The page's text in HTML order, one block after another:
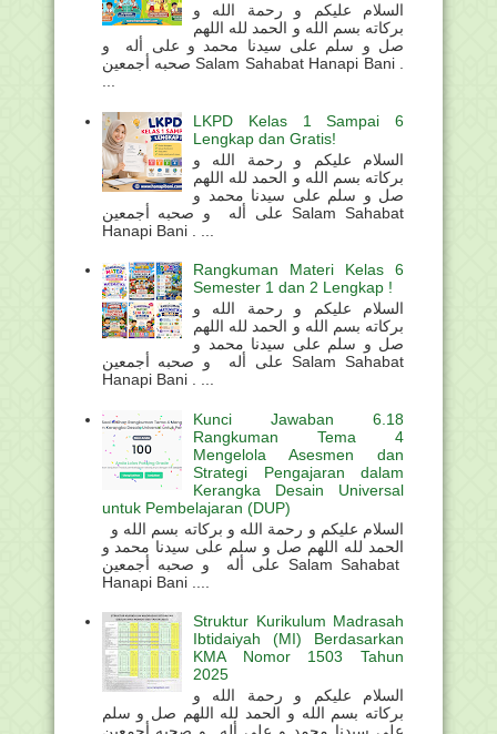
السلام عليكم و رحمة الله و
بركاته بسم الله و الحمد لله اللهم
صل و سلم على سيدنا محمد و على أله و
صحبه أجمعين Salam Sahabat Hanapi Bani .
...
LKPD Kelas 1 Sampai 6
Lengkap dan Gratis!
السلام عليكم و رحمة الله و
بركاته بسم الله و الحمد لله اللهم
صل و سلم على سيدنا محمد و
على أله و صحبه أجمعين Salam Sahabat
Hanapi Bani . ...
Rangkuman Materi Kelas 6
Semester 1 dan 2 Lengkap !
السلام عليكم و رحمة الله و
بركاته بسم الله و الحمد لله اللهم
صل و سلم على سيدنا محمد و
على أله و صحبه أجمعين Salam Sahabat
Hanapi Bani . ...
Kunci Jawaban 6.18
Rangkuman Tema 4
Mengelola Asesmen dan
Strategi Pengajaran dalam
Kerangka Desain Universal
untuk Pembelajaran (DUP)
الحمد لله اللهم صل و سلم على سيدنا محمد و
على أله و صحبه أجمعين Salam Sahabat
Hanapi Bani ....
Struktur Kurikulum Madrasah
Ibtidaiyah (MI) Berdasarkan
KMA Nomor 1503 Tahun
2025
السلام عليكم و رحمة الله و
بركاته بسم الله و الحمد لله اللهم صل و سلم